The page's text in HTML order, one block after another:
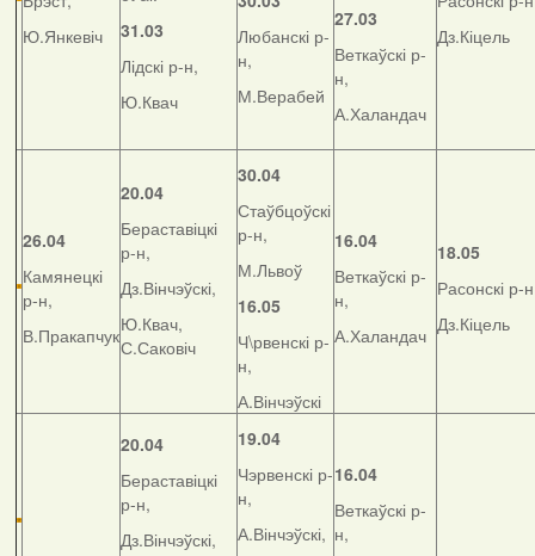
Ю.Янкевіч
31.03
Лідскі р-н,
Ю.Квач
Любанскі р-
н,
М.Верабей
27.03
Веткаўскі р-
н,
А.Халандач
Дз.Кіцель
26.04
Камянецкі
р-н,
В.Пракапчук
20.04
Бераставіцкі
р-н,
Дз.Вінчэўскі,
Ю.Квач,
С.Саковіч
30.04
Стаўбцоўскі
р-н,
М.Львоў
16.05
Ч\рвенскі р-
н,
А.Вінчэўскі
16.04
Веткаўскі р-
н,
А.Халандач
18.05
Расонскі р-
Дз.Кіцель
20.04
Бераставіцкі
р-н,
Дз.Вінчэўскі,
19.04
Чэрвенскі р-
н,
А.Вінчэўскі,
16.04
Веткаўскі р-
н,